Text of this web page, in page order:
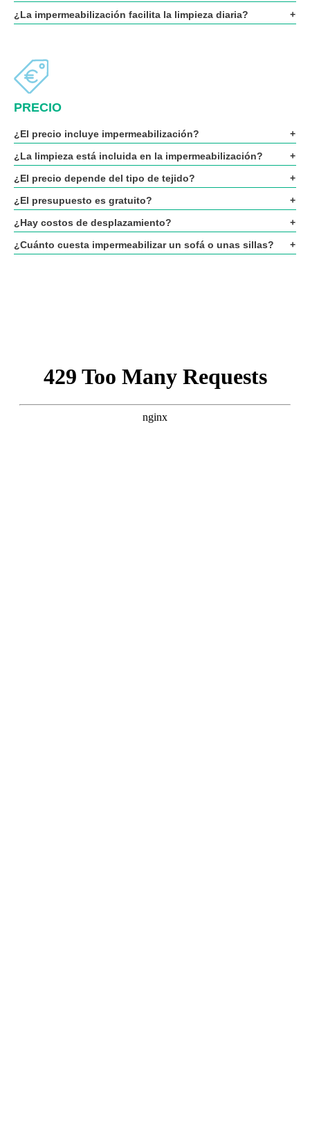
¿La impermeabilización facilita la limpieza diaria?
PRECIO
¿El precio incluye impermeabilización?
¿La limpieza está incluida en la impermeabilización?
¿El precio depende del tipo de tejido?
¿El presupuesto es gratuito?
¿Hay costos de desplazamiento?
¿Cuánto cuesta impermeabilizar un sofá o unas sillas?